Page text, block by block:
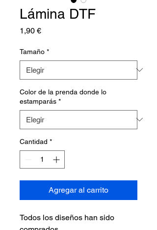
Lámina DTF
1,90 €Precio
Tamaño *
Color de la prenda donde lo
estamparás *
Cantidad *
Agregar al carrito
Todos los diseños han sido